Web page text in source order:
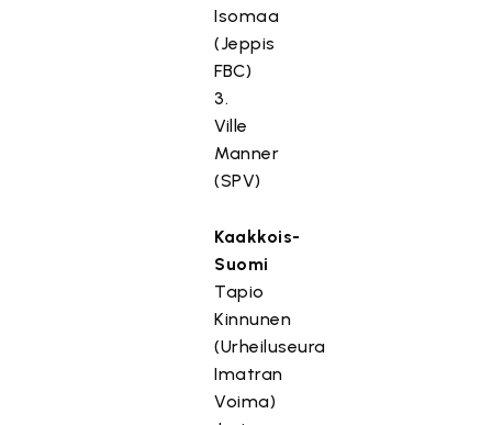
Isomaa
(Jeppis
FBC)
3.
Ville
Manner
(SPV)
Kaakkois-
Suomi
Tapio
Kinnunen
(Urheiluseura
Imatran
Voima)